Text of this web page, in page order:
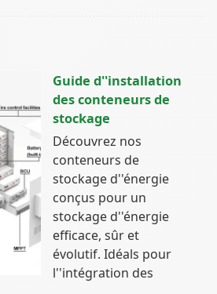
Guide d''installation
des conteneurs de
stockage
Découvrez nos
conteneurs de
stockage d''énergie
conçus pour un
stockage d''énergie
efficace, sûr et
évolutif. Idéals pour
l''intégration des